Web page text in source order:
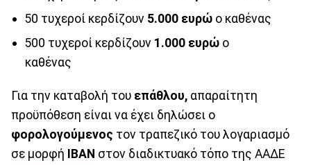
50 τυχεροί κερδίζουν 5.000 ευρώο καθένας
500 τυχεροί κερδίζουν 1.000 ευρώο
καθένας
Για την καταβολή του επάθλου, απαραίτητη
προϋπόθεση είναι να έχει δηλώσει ο
φορολογούμενος τον τραπεζικό του λογαριασμό
σε μορφή ΙΒΑΝ στον διαδικτυακό τόπο της ΑΑΔΕ